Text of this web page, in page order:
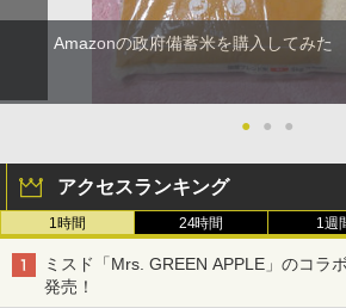
Amazonの政府備蓄米を購入してみた
● ● ●
アクセスランキング
1時間 24時間 1週
ミスド「Mrs. GREEN APPLE」のコラ
発売！